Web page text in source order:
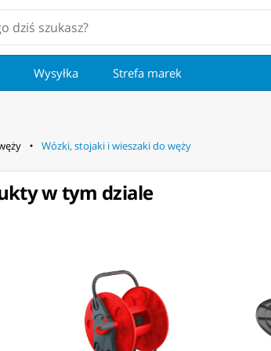
Wysyłka Strefa marek
Wózki, stojaki i wieszaki do węży
w tym dziale